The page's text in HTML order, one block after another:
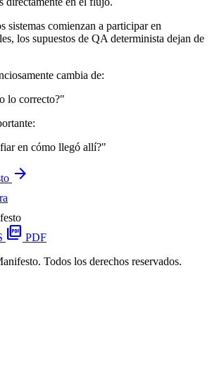
sistemas comienzan a participar en
los supuestos de QA determinista dejan de
cambia de:
lo correcto?"
en cómo llegó allí?"
arrow_forward
picture_as_pdf PDF
Todos los derechos reservados.